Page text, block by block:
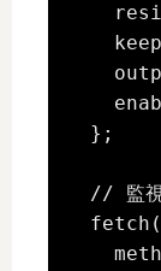
  };
// 監
  fetch(